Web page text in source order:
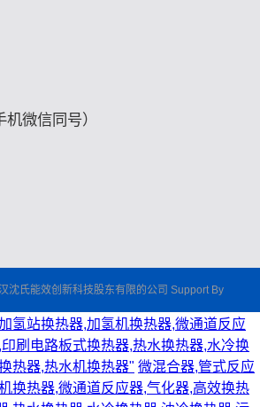
微信同号）
沈氏能效创新科技股东有限的公司 Support By
氢站换热器,加氢机换热器,微通道反应
刷电路板式换热器,热水换热器,水冷换
热器,热水机换热器" 微混合器,管式反应
换热器,微通道反应器,气化器,高效换热